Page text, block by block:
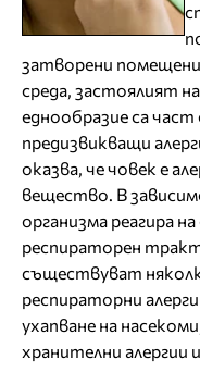
затворени
среда, застоялият
еднообразие са
предизвикващи
оказва, че човек е
вещество. В
организма реагира
респираторен
съществуват
респираторни
ухапване на
хранителни алергии